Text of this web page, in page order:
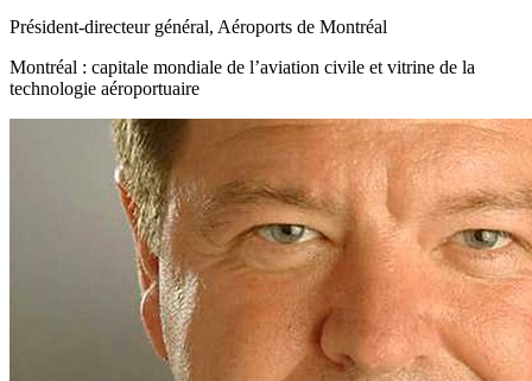
Président-directeur général, Aéroports de Montréal
Montréal : capitale mondiale de l’aviation civile et vitrine de la
technologie aéroportuaire